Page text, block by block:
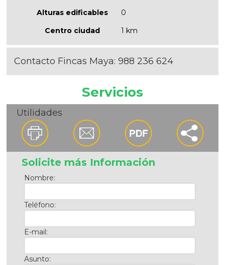
Alturas edificables
0
Centro ciudad
1 km
Contacto Fincas Maya:988 236 624
Servicios
Utilidades
Solicite más Información
Nombre:
Teléfono:
E-mail:
Asunto: